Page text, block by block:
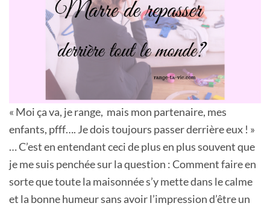
« Moi ça va, je range, mais mon partenaire, mes
enfants, pfff…. Je dois toujours passer derrière eux ! »
… C’est en entendant ceci de plus en plus souvent que
je me suis penchée sur la question : Comment faire en
sorte que toute la maisonnée s’y mette dans le calme
et la bonne humeur sans avoir l’impression d’être un